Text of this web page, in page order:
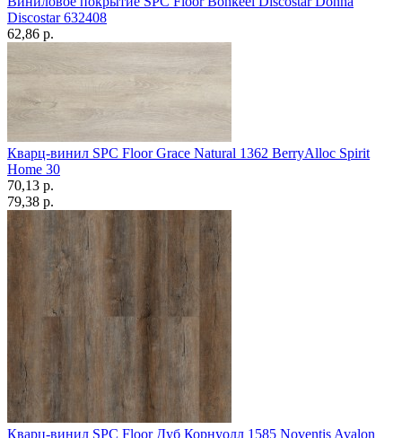
Discostar 632408
62,86 p.
Кварц-винил SPC Floor Grace Natural 1362 BerryAlloc Spirit
Home 30
70,13 p.
79,38 p.
Кварц-винил SPC Floor Дуб Корнуолл 1585 Noventis Avalon